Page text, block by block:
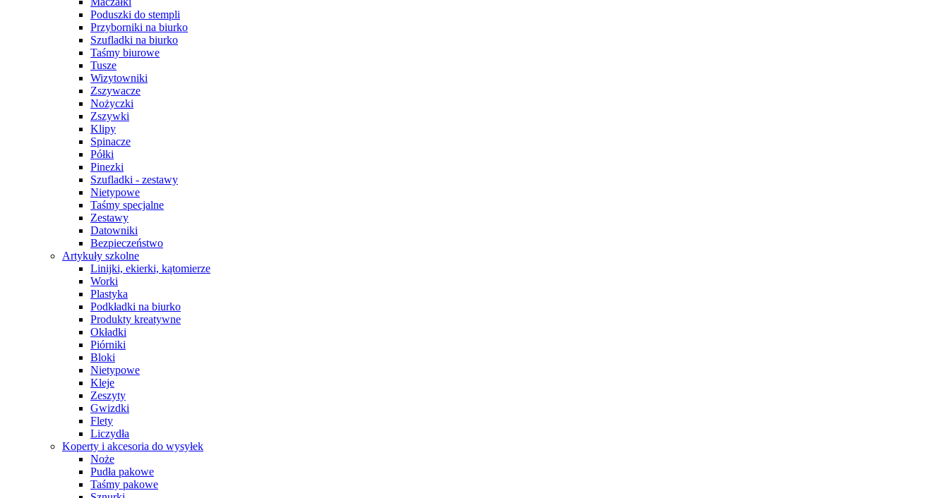
Poduszki do stempli
Przyborniki na biurko
Szufladki na biurko
Taśmy biurowe
Tusze
Wizytowniki
Zszywacze
Nożyczki
Zszywki
Klipy
Spinacze
Półki
Pinezki
Szufladki - zestawy
Nietypowe
Taśmy specjalne
Zestawy
Datowniki
Bezpieczeństwo
Artykuły szkolne
Linijki, ekierki, kątomierze
Worki
Plastyka
Podkładki na biurko
Produkty kreatywne
Okładki
Piórniki
Bloki
Nietypowe
Kleje
Zeszyty
Gwizdki
Flety
Liczydła
Koperty i akcesoria do wysyłek
Noże
Pudła pakowe
Taśmy pakowe